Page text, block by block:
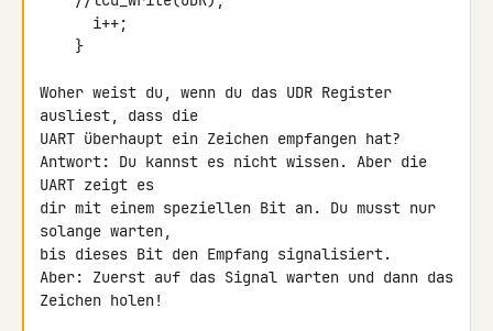
Woher weist du, wenn du das UDR Register
ausliest, dass die
UART überhaupt ein Zeichen empfangen hat?
Antwort: Du kannst es nicht wissen. Aber die
UART zeigt es
dir mit einem speziellen Bit an. Du musst nur
solange warten,
bis dieses Bit den Empfang signalisiert.
Aber: Zuerst auf das Signal warten und dann das
Zeichen holen!